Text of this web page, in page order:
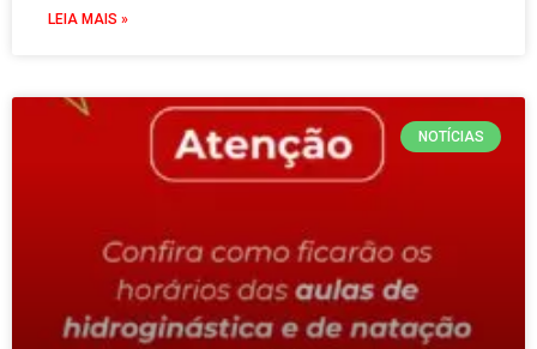
LEIA MAIS »
NOTÍCIAS